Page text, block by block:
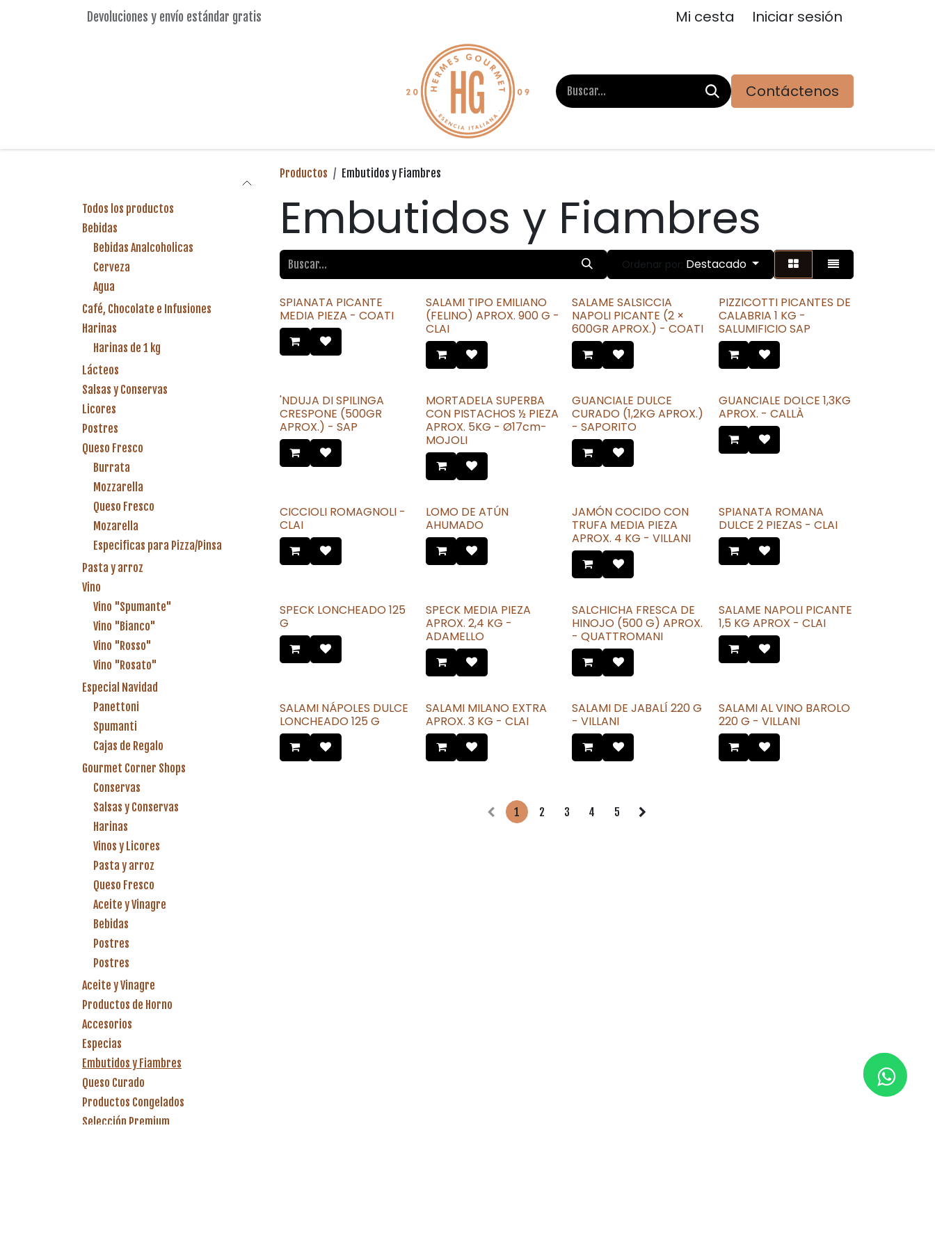
Devoluciones y envío estándar gratis Mi cesta Iniciar sesión
Contáctenos
Todos los productos
Bebidas
Bebidas Analcoholicas
Cerveza
Agua
Café, Chocolate e Infusiones
Harinas
Harinas de 1 kg
Lácteos
Salsas y Conservas
Licores
Postres
Queso Fresco
Burrata
Mozzarella
Queso Fresco
Mozarella
Especificas para Pizza/Pinsa
Pasta y arroz
Vino
Vino "Spumante"
Vino "Bianco"
Vino "Rosso"
Vino "Rosato"
Especial Navidad
Panettoni
Spumanti
Cajas de Regalo
Gourmet Corner Shops
Conservas
Salsas y Conservas
Harinas
Vinos y Licores
Pasta y arroz
Queso Fresco
Aceite y Vinagre
Bebidas
Postres
Postres
Aceite y Vinagre
Productos de Horno
Accesorios
Especias
Embutidos y Fiambres
Queso Curado
Productos Congelados
Selección Premium
Productos Embutidos y Fiambres
Embutidos y Fiambres
Ordenar por: Destacado
SPIANATA PICANTE
MEDIA PIEZA - COATI
SALAMI TIPO EMILIANO
(FELINO) APROX. 900 G -
CLAI
SALAME SALSICCIA
NAPOLI PICANTE (2 ×
600GR APROX.) - COATI
PIZZICOTTI PICANTES DE
CALABRIA 1 KG -
SALUMIFICIO SAP
'NDUJA DI SPILINGA
CRESPONE (500GR
APROX.) - SAP
MORTADELA SUPERBA
CON PISTACHOS ½ PIEZA
APROX. 5KG - Ø17cm-
MOJOLI
GUANCIALE DULCE
CURADO (1,2KG APROX.)
- SAPORITO
GUANCIALE DOLCE 1,3KG
APROX. - CALLÀ
CICCIOLI ROMAGNOLI -
CLAI
LOMO DE ATÚN
AHUMADO
JAMÓN COCIDO CON
TRUFA MEDIA PIEZA
APROX. 4 KG - VILLANI
SPIANATA ROMANA
DULCE 2 PIEZAS - CLAI
SPECK LONCHEADO 125
G
SPECK MEDIA PIEZA
APROX. 2,4 KG -
ADAMELLO
SALCHICHA FRESCA DE
HINOJO (500 G) APROX.
- QUATTROMANI
SALAME NAPOLI PICANTE
1,5 KG APROX - CLAI
SALAMI NÁPOLES DULCE
LONCHEADO 125 G
SALAMI MILANO EXTRA
APROX. 3 KG - CLAI
SALAMI DE JABALÍ 220 G
- VILLANI
SALAMI AL VINO BAROLO
220 G - VILLANI
1 2 3 4 5